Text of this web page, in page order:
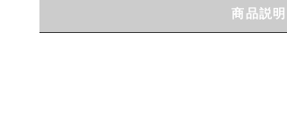
商品説明